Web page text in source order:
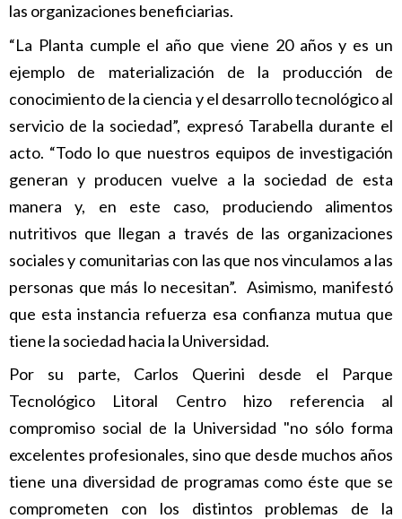
las organizaciones beneficiarias.
“La Planta cumple el año que viene 20 años y es un
ejemplo de materialización de la producción de
conocimiento de la ciencia y el desarrollo tecnológico al
servicio de la sociedad”, expresó Tarabella durante el
acto. “Todo lo que nuestros equipos de investigación
generan y producen vuelve a la sociedad de esta
manera y, en este caso, produciendo alimentos
nutritivos que llegan a través de las organizaciones
sociales y comunitarias con las que nos vinculamos a las
personas que más lo necesitan”. Asimismo, manifestó
que esta instancia refuerza esa confianza mutua que
tiene la sociedad hacia la Universidad.
Por su parte, Carlos Querini desde el Parque
Tecnológico Litoral Centro hizo referencia al
compromiso social de la Universidad "no sólo forma
excelentes profesionales, sino que desde muchos años
tiene una diversidad de programas como éste que se
comprometen con los distintos problemas de la